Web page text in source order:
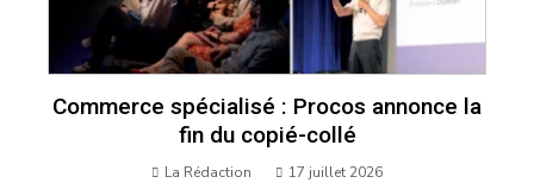
Commerce spécialisé : Procos annonce la
fin du copié-collé
La Rédaction 17 juillet 2026